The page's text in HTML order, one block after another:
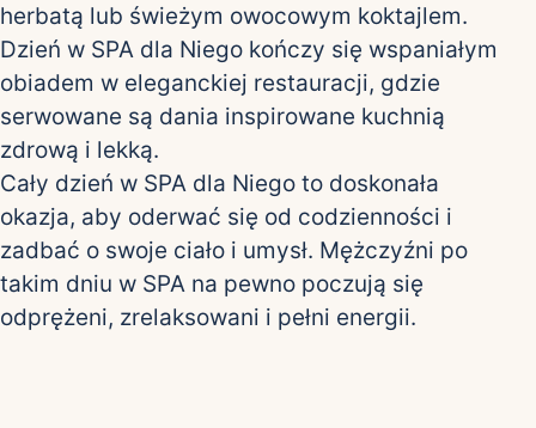
herbatą lub świeżym owocowym koktajlem.
Dzień w SPA dla Niego kończy się wspaniałym
obiadem w eleganckiej restauracji, gdzie
serwowane są dania inspirowane kuchnią
zdrową i lekką.
Cały dzień w SPA dla Niego to doskonała
okazja, aby oderwać się od codzienności i
zadbać o swoje ciało i umysł. Mężczyźni po
takim dniu w SPA na pewno poczują się
odprężeni, zrelaksowani i pełni energii.